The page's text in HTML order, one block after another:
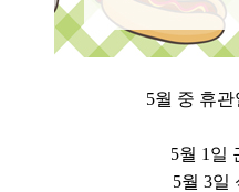
5월 중 휴
5월 1일
5월 3일